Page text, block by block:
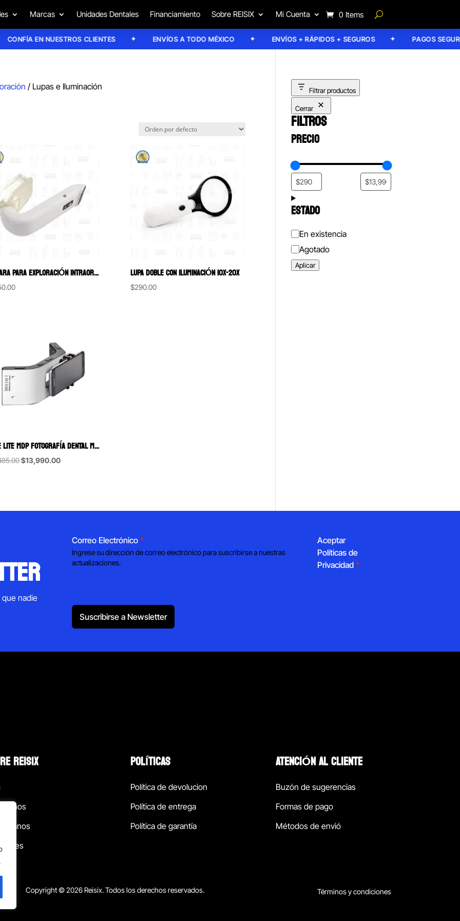
Marcas Unidades Dentales Financiamiento Sobre REISIX Mi Cuenta 0 Items
EN NUESTROS CLIENTES ENVÍOS A TODO MÉXICO ENVÍOS + RÁPIDOS + SEGUROS PAGOS SEGUROS
/ Lupas e Iluminación
LAMPARA PARA EXPLORACIÓN INTRAORAL CON ABREBOCA AUTOCLAVABLE Y PORTA EYECTOR LUPA DOBLE CON ILUMINACIÓN 10X-20X
$290.00
SMILE LITE MDP FOTOGRAFÍA DENTAL MÓVIL CON 3 GRUPOS DE LEDS SMILE LINE
Original
$13,990.00Current
Filtrar productos
Cerrar
FILTROS
PRECIO
ESTADO
Estado
En existencia
Agotado
Aplicar
nadie
Correo Electrónico *
Ingrese su dirección de correo electrónico para suscribirse a nuestras
actualizaciones.
Aceptar
Políticas de
Privacidad *
Suscribirse a Newsletter
REISIX POLÍTICAS
Política de devolucion
Política de entrega
Política de garantía
ATENCIÓN AL CLIENTE
Buzón de sugerencias
Formas de pago
Métodos de envió
Copyright © 2026 Reisix. Todos los derechos reservados. Términos y condiciones